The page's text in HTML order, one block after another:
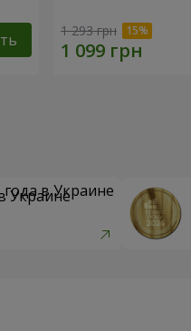
1 293 грн
в Украине